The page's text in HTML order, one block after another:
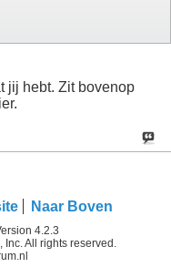
jij hebt. Zit bovenop
Naar Boven
4.2.3
All rights reserved.